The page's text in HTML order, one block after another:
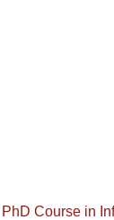
Course in